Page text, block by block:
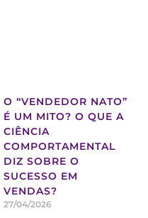
O “VENDEDOR NATO”
É UM MITO? O QUE A
CIÊNCIA
COMPORTAMENTAL
DIZ SOBRE O
SUCESSO EM
VENDAS?
27/04/2026